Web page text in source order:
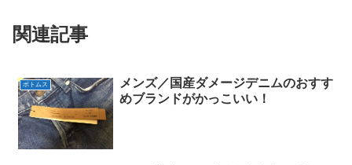
関連記事
ボトムス
メンズ／国産ダメージデニムのおすす
めブランドがかっこいい！